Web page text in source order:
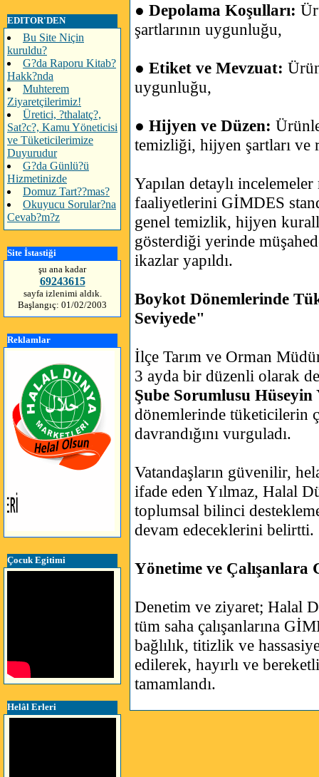
EDITOR'DEN
Bu Site Niçin
kuruldu?
G?da Raporu Kitab?
Hakk?nda
Muhterem
Ziyaretçilerimiz!
Üretici, ?thalatç?,
Sat?c?, Kamu Yöneticisi
ve Tüketicilerimize
Duyurudur
G?da Günlü?ü
Hizmetinizde
Domuz Tart??mas?
Okuyucu Sorular?na
Cevab?m?z
Site İstastiği
şu ana kadar
69243615
sayfa izlenimi aldık.
Başlangıç: 01/02/2003
Reklamlar
Çocuk Egitimi
Helâl Erleri
● Depolama Koşulları:
şartlarının uygunluğu,
● Etiket ve Mevzuat:
uygunluğu,
● Hijyen ve Düzen:
temizliği, hijyen şartları ve
Yapılan detaylı
faaliyetlerini GİMDES
genel temizlik, hijyen
gösterdiği yerinde
ikazlar yapıldı.
Boykot Dönemlerinde
Seviyede"
İlçe Tarım ve Orman
3 ayda bir düzenli olarak
Şube Sorumlusu Hüseyin
dönemlerinde tüketicilerin
davrandığını vurguladı.
Vatandaşların güvenilir,
ifade eden Yılmaz, Halal
toplumsal bilinci
devam edeceklerini belirtti.
Yönetime ve Çalışanlara
Denetim ve ziyaret; Halal
tüm saha çalışanlarına
bağlılık, titizlik ve
edilerek, hayırlı ve
tamamlandı.